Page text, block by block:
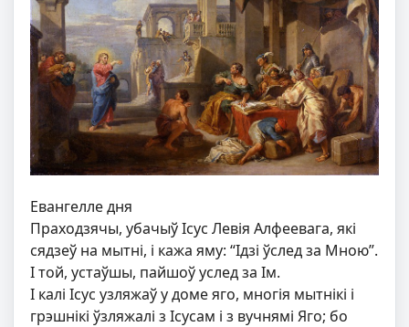
Евангелле дня
Праходзячы, убачыў Ісус Левія Алфеевага, які
сядзеў на мытні, і кажа яму: “Ідзі ўслед за Мною”.
І той, устаўшы, пайшоў услед за Ім.
І калі Ісус узляжаў у доме яго, многія мытнікі і
грэшнікі ўзляжалі з Ісусам і з вучнямі Яго; бо